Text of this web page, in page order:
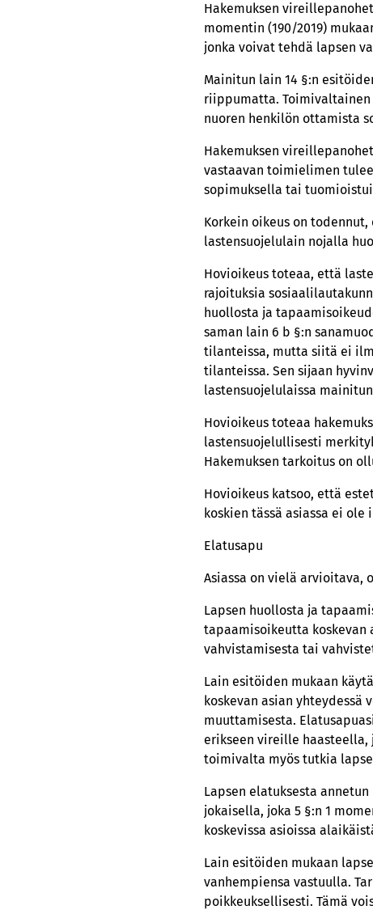
Hakemuksen
momentin (190/2019)
jonka voivat tehdä lapsen
Mainitun lain 14 §:n
riippumatta. Toimivaltainen
nuoren henkilön ottamista
Hakemuksen
vastaavan toimielimen
sopimuksella tai
Korkein oikeus on
lastensuojelulain nojalla
Hovioikeus toteaa, että
rajoituksia
huollosta ja
saman lain 6 b §:n
tilanteissa, mutta siitä ei
tilanteissa. Sen sijaan
lastensuojelulaissa
Hovioikeus toteaa
lastensuojelullisesti
Hakemuksen tarkoitus on
Hovioikeus katsoo, että
koskien tässä asiassa ei ole
Elatusapu
Asiassa on vielä arvioitava,
Lapsen huollosta ja
tapaamisoikeutta koskevan
vahvistamisesta tai
Lain esitöiden mukaan
koskevan asian
muuttamisesta.
erikseen vireille
toimivalta myös tutkia
Lapsen elatuksesta
jokaisella, joka 5 §:n 1
koskevissa asioissa
Lain esitöiden mukaan
vanhempiensa vastuulla.
poikkeuksellisesti. Tämä